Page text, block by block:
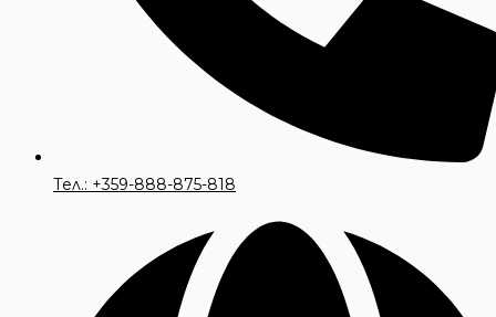
Тел.: +359-888-875-818